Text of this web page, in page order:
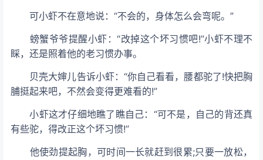
可小虾不在意地说：“不会的，身体怎么会弯呢。”
螃蟹爷爷提醒小虾：“改掉这个坏习惯吧!”小虾不理不
睬，还是照着他的老习惯办事。
贝壳大婶儿告诉小虾：“你自己看看，腰都驼了!快把胸
脯挺起来吧，不然会变得更难看的!”
小虾这才仔细地瞧了瞧自己：“可不是，自己的背还真
有些驼，得改正这个坏习惯!”
他使劲提起胸，可时间一长就赶到很累;只要一放松，